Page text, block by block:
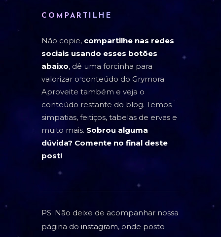
COMPARTILHE
Não copie, compartilhe nas redes
sociais usando esses botões
abaixo, dê uma forcinha para
valorizar o conteúdo do Grymora.
Aproveite também e veja o
conteúdo restante do blog. Temos
simpatias, feitiços, tabelas de ervas e
muito mais. Sobrou alguma
dúvida? Comente no final deste
post!
PS: Não deixe de acompanhar nossa
página do instagram, onde posto